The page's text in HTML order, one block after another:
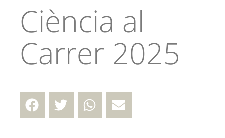
Ciència al
Carrer 2025